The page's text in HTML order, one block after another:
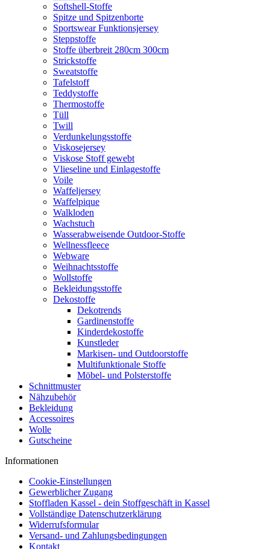
Softshell-Stoffe
Spitze und Spitzenborte
Sportswear Funktionsjersey
Steppstoffe
Stoffe überbreit 280cm 300cm
Strickstoffe
Sweatstoffe
Tafelstoff
Teddystoffe
Thermostoffe
Tüll
Twill
Verdunkelungsstoffe
Viskosejersey
Viskose Stoff gewebt
Vlieseline und Einlagestoffe
Voile
Waffeljersey
Waffelpique
Walkloden
Wachstuch
Wasserabweisende Outdoor-Stoffe
Wellnessfleece
Webware
Weihnachtsstoffe
Wollstoffe
Bekleidungsstoffe
Dekostoffe
Dekotrends
Gardinenstoffe
Kinderdekostoffe
Kunstleder
Markisen- und Outdoorstoffe
Multifunktionale Stoffe
Möbel- und Polsterstoffe
Schnittmuster
Nähzubehör
Bekleidung
Accessoires
Wolle
Gutscheine
Informationen
Cookie-Einstellungen
Gewerblicher Zugang
Stoffladen Kassel - dein Stoffgeschäft in Kassel
Vollständige Datenschutzerklärung
Widerrufsformular
Versand- und Zahlungsbedingungen
Kontakt